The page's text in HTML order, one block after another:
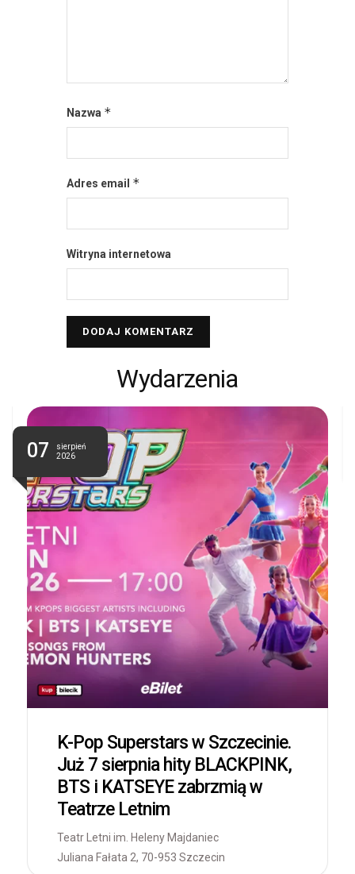
Nazwa *
Adres email *
Witryna internetowa
Wydarzenia
07
sierpień
2026
K-Pop Superstars w Szczecinie.
Już 7 sierpnia hity BLACKPINK,
BTS i KATSEYE zabrzmią w
Teatrze Letnim
Teatr Letni im. Heleny Majdaniec
Juliana Fałata 2, 70-953 Szczecin